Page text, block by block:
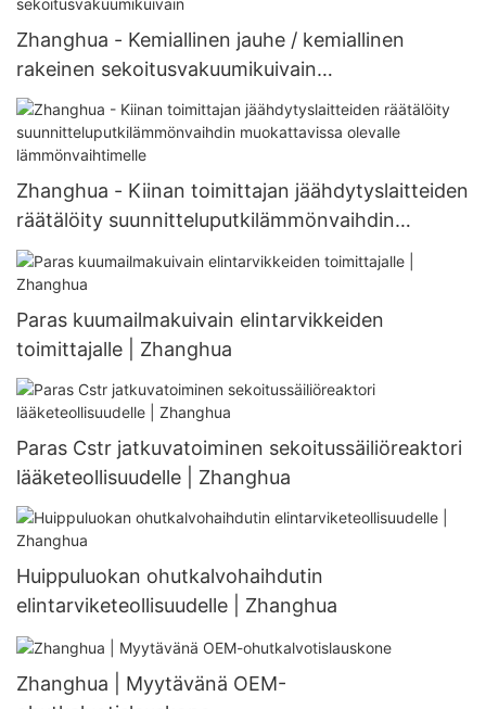
Zhanghua - Kemiallinen jauhe / kemiallinen
rakeinen sekoitusvakuumikuivain
Vakuumikuivauslaitteet U-muotoinen
sekoitusvakuumikuivain
Zhanghua - Kiinan toimittajan jäähdytyslaitteiden
räätälöity suunnitteluputkilämmönvaihdin
muokattavissa olevalle lämmönvaihtimelle
Paras kuumailmakuivain elintarvikkeiden
toimittajalle | Zhanghua
Paras Cstr jatkuvatoiminen sekoitussäiliöreaktori
lääketeollisuudelle | Zhanghua
Huippuluokan ohutkalvohaihdutin
elintarviketeollisuudelle | Zhanghua
Zhanghua | Myytävänä OEM-